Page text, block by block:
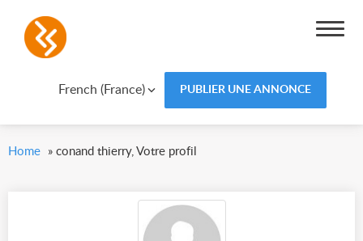
French (France) PUBLIER UNE ANNONCE
Home » conand thierry, Votre profil